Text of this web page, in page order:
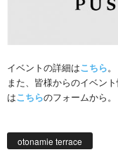
イベントの詳細はこちら。
また、皆様からのイベン
はこちらのフォームから。
otonamie terrace